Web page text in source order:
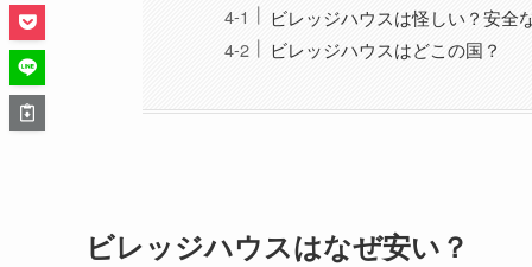
ビレッジハウスは怪しい？安全
ビレッジハウスはどこの国？
ビレッジハウスはなぜ安い？